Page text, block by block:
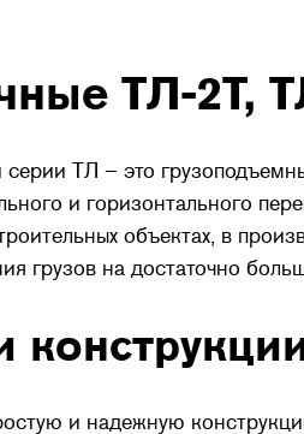
ТЛ-2Т,
ТЛ – это
и горизонтального
объектах, в
грузов на достаточно
и надежную